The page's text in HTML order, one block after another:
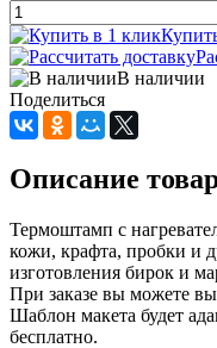
В наличии
Поделиться
Описание
Термоштамп с
кожи, крафта, пробки и
изготовления бирок и
При заказе вы можете
Шаблон макета будет
бесплатно.